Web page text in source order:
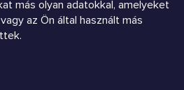
más olyan adatokkal, amelyeket
az Ön által használt más
Árukereső.hu